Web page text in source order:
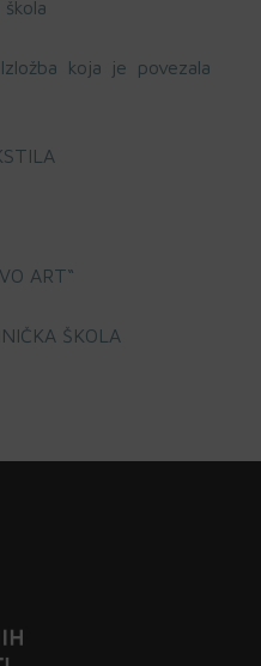
koja je povezala
ART“
ŠKOLA